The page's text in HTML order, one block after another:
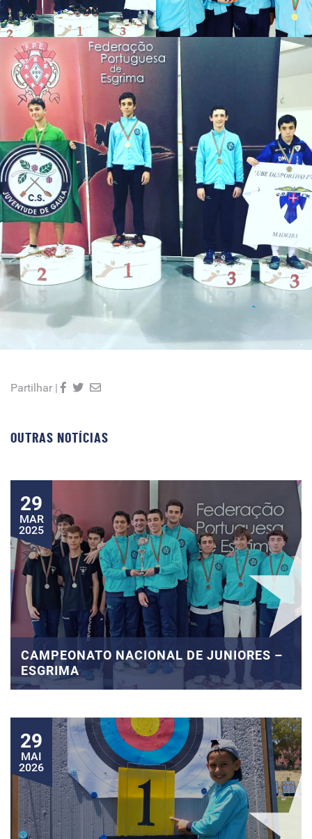
Partilhar |
OUTRAS NOTÍCIAS
29
MAR
2025
CAMPEONATO NACIONAL DE JUNIORES –
ESGRIMA
29
MAI
2026